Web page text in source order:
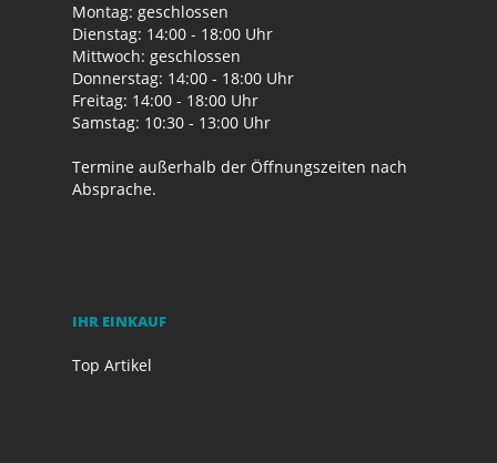
Montag: geschlossen
Dienstag: 14:00 - 18:00 Uhr
Mittwoch: geschlossen
Donnerstag: 14:00 - 18:00 Uhr
Freitag: 14:00 - 18:00 Uhr
Samstag: 10:30 - 13:00 Uhr
Termine außerhalb der Öffnungszeiten nach
Absprache.
IHR EINKAUF
Top Artikel